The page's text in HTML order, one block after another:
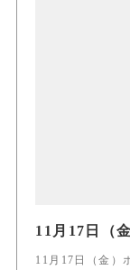
11月17日（
11月17日（金）